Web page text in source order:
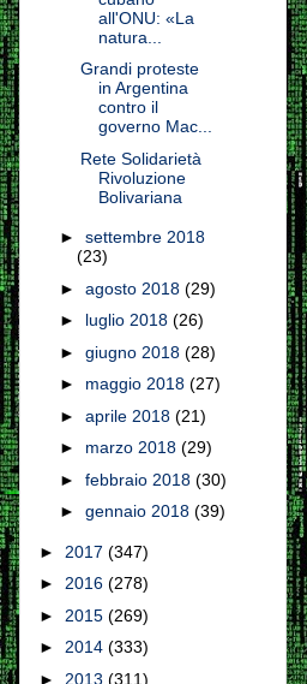
all'ONU: «La
natura...
Grandi proteste
in Argentina
contro il
governo Mac...
Rete Solidarietà
Rivoluzione
Bolivariana
► settembre 2018
(23)
► agosto 2018 (29)
► luglio 2018 (26)
► giugno 2018 (28)
► maggio 2018 (27)
► aprile 2018 (21)
► marzo 2018 (29)
► febbraio 2018 (30)
► gennaio 2018 (39)
► 2017 (347)
► 2016 (278)
► 2015 (269)
► 2014 (333)
► 2013 (311)